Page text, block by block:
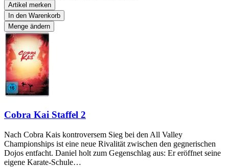
Artikel merken
In den Warenkorb
Menge ändern
Cobra Kai Staffel 2
Nach Cobra Kais kontroversem Sieg bei den All Valley
Championships ist eine neue Rivalität zwischen den gegnerischen
Dojos entfacht. Daniel holt zum Gegenschlag aus: Er eröffnet seine
eigene Karate-Schule…